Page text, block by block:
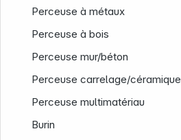
Perceuse à métaux
Perceuse à bois
Perceuse mur/béton
Perceuse carrelage/céramique
Perceuse multimatériau
Burin